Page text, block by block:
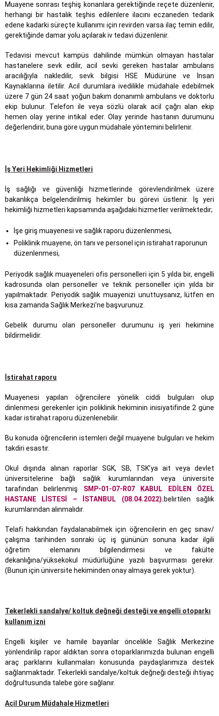
Muayene sonrası teşhiş konanlara gerektiğinde reçete düzenlenir,
herhangi bir hastalık teşhis edilenlere ilacını eczaneden tedarik
edene kadarki süreçte kullanımı için revirden varsa ilaç temin edilir,
gerektiğinde damar yolu açılarak iv tedavi düzenlenir.
Tedavisi mevcut kampüs dahilinde mümkün olmayan hastalar
hastanelere sevk edilir, acil sevki gereken hastalar ambulans
aracılığıyla nakledilir, sevk bilgisi HSE Müdürüne ve İnsan
Kaynaklarına iletilir. Acil durumlara ivedilikle müdahale edebilmek
üzere 7 gün 24 saat yoğun bakım donanımlı ambulans ve doktorlu
ekip bulunur. Telefon ile veya sözlü olarak acil çağrı alan ekip
hemen olay yerine intikal eder. Olay yerinde hastanın durumunu
değerlendirir, buna göre uygun müdahale yöntemini belirlenir.
İş Yeri Hekimliği Hizmetleri
İş sağlığı ve güvenliği hizmetlerinde görevlendirilmek üzere
bakanlıkça belgelendirilmiş hekimler bu görevi üstlenir. İş yeri
hekimliği hizmetleri kapsamında aşağıdaki hizmetler verilmektedir;
İşe giriş muayenesi ve sağlık raporu düzenlenmesi,
Poliklinik muayene, ön tanı ve personel için istirahat raporunun
düzenlenmesi,
Periyodik sağlık muayeneleri ofis personelleri için 5 yılda bir, engelli
kadrosunda olan personeller ve teknik personeller için yılda bir
yapılmaktadır. Periyodik sağlık muayenizi unuttuysanız, lütfen en
kısa zamanda Sağlık Merkezi’ne başvurunuz.
Gebelik durumu olan personeller durumunu iş yeri hekimine
bildirmelidir.
İstirahat raporu
Muayenesi yapılan öğrencilere yönelik ciddi bulguları olup
dinlenmesi gerekenler için poliklinik hekiminin inisiyatifinde 2 güne
kadar istirahat raporu düzenlenebilir.
Bu konuda öğrencilerin istemleri değil muayene bulguları ve hekim
takdiri esastır.
Okul dışında alınan raporlar SGK, SB, TSK’ya ait veya devlet
üniversitelerine bağlı sağlık kurumlarından veya üniversite
tarafından belirlenmiş SMP-01-07-R07 KABUL EDİLEN ÖZEL
HASTANE LİSTESİ – İSTANBUL (08.04.2022).belirtilen sağlık
kurumlarından alınmalıdır.
Telafi hakkından faydalanabilmek için öğrencilerin en geç sınav/
çalışma tarihinden sonraki üç iş gününün sonuna kadar ilgili
öğretim elemanını bilgilendirmesi ve fakülte
dekanlığına/yüksekokul müdürlüğüne yazılı başvurması gerekir.
(Bunun için üniversite hekiminden onay almaya gerek yoktur).
Tekerlekli sandalye/ koltuk değneği desteği ve engelli otoparkı
kullanım izni
Engelli kişiler ve hamile bayanlar öncelikle Sağlık Merkezine
yönlendirilip rapor aldıktan sonra otoparklarımızda bulunan engelli
araç parklarını kullanmaları konusunda paydaşlarımıza destek
sağlanmaktadır. Tekerlekli sandalye/koltuk değneği desteği ihtiyaç
doğrultusunda talebe göre sağlanır.
Acil Durum Müdahale Hizmetleri